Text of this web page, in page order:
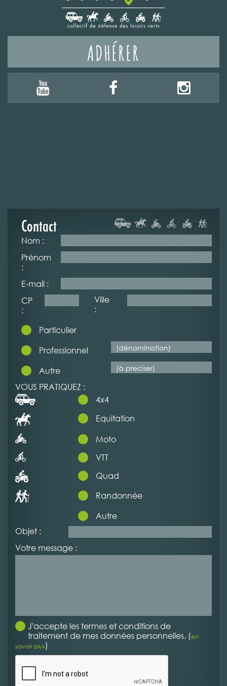
ADHÉRER
Contact
Nom :
Prénom
:
E-mail :
CP
:
Ville
:
Particulier
Professionnel
Autre
VOUS PRATIQUEZ :
4x4
Equitation
Moto
VTT
Quad
Randonnée
Autre
Objet :
Votre message :
J'accepte les termes et conditions de
traitement de mes données personnelles. (en
savoir plus)